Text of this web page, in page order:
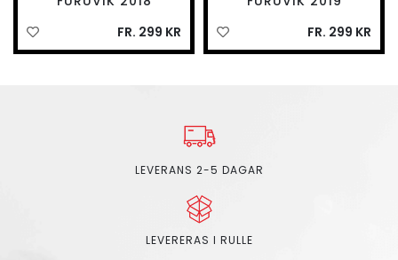
FR. 299 KR
FR. 299 KR
LEVERANS 2-5 DAGAR
LEVERERAS I RULLE